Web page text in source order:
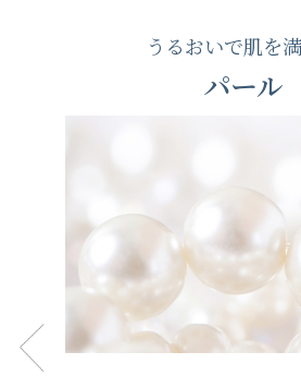
うるおいで肌を
パール